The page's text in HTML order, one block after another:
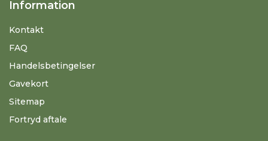
Information
Kontakt
FAQ
Handelsbetingelser
Gavekort
Sitemap
Fortryd aftale